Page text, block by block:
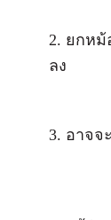
2. ยกหม้
ลง
3. อาจจ